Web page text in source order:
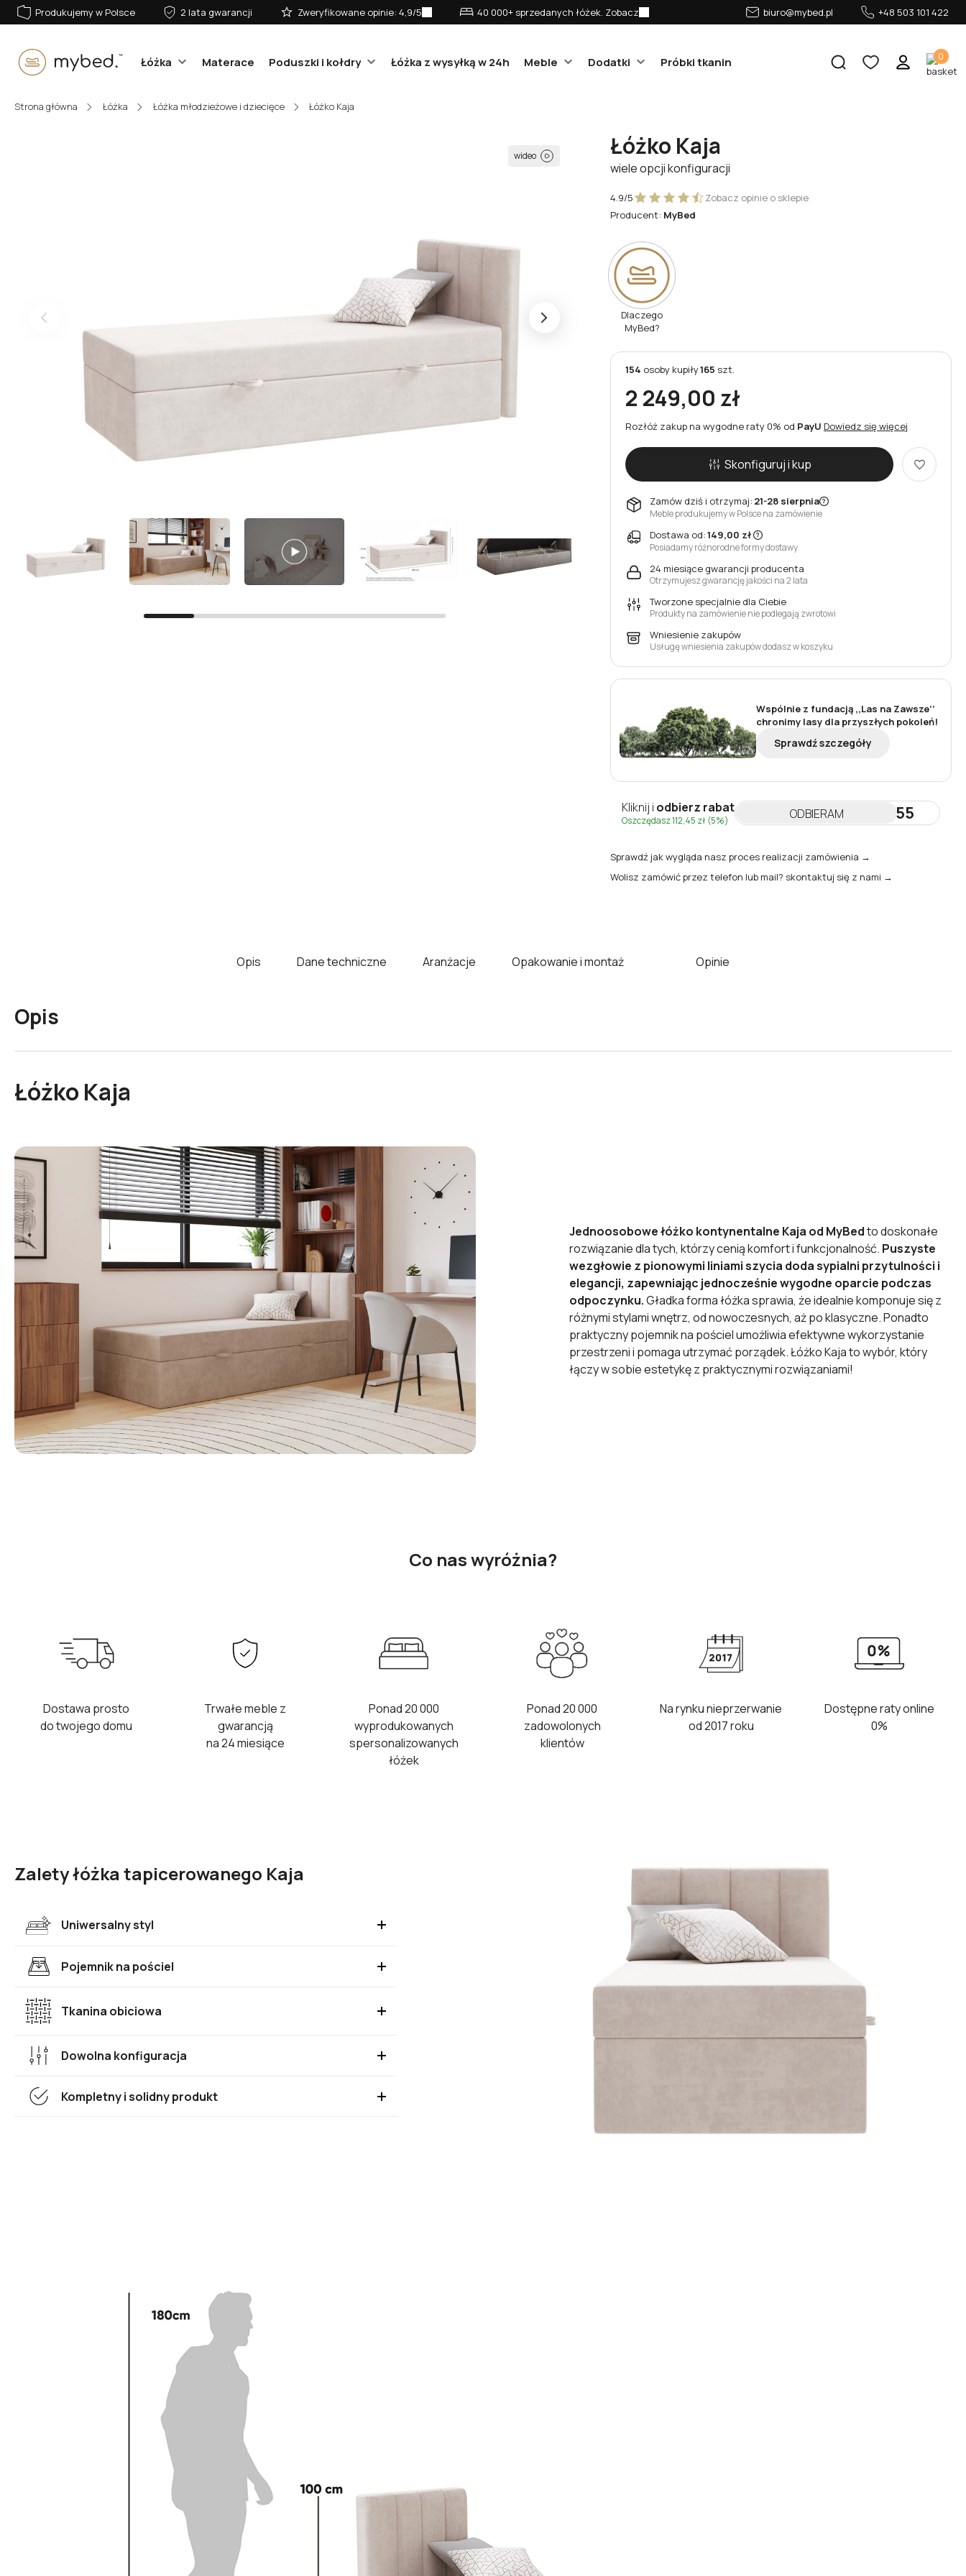
Produkujemy w Polsce 2 lata gwarancji Zweryfikowane opinie: 4,9/5 40 000+ sprzedanych łóżek. Zobacz biuro@mybed.pl +48 503 101 422
Łóżka Materace Poduszki i kołdry Łóżka z wysyłką w 24h Meble Dodatki Próbki tkanin 0
Strona główna Łóżka Łóżka młodzieżowe i dziecięce Łóżko Kaja
E-mail:
Facebook
Zarejestruj się
wideo Łóżko Kaja
wiele opcji konfiguracji
4.9/5
Zobacz opinie o sklepie
Producent: MyBed
Dlaczego
MyBed?
154 osoby kupiły165 szt.
2 249,00 zł
Rozłóż zakup na wygodne raty 0% od PayU Dowiedz się więcej
Skonfiguruj i kup
Zamów dziś i otrzymaj: 21-28 sierpnia
Meble produkujemy w Polsce na zamówienie
Dostawa od:149,00 zł
Posiadamy różnorodne formy dostawy
24 miesiące gwarancji producenta
Otrzymujesz gwarancję jakości na 2 lata
Tworzone specjalnie dla Ciebie
Produkty na zamówienie nie podlegają zwrotowi
Wniesienie zakupów
Usługę wniesienia zakupów dodasz w koszyku
Wspólnie z fundacją ,,Las na Zawsze’’
chronimy lasy dla przyszłych pokoleń!
Sprawdź szczegóły
Kliknij i odbierz rabat
Oszczędasz112,45 zł (5%) ODBIERAM
NEWSLETTER55
Sprawdź jak wygląda nasz proces realizacji zamówienia →
Wolisz zamówić przez telefon lub mail? skontaktuj się z nami →
Opis Dane techniczne Aranżacje Opakowanie i montaż Opinie
Opis
Łóżko Kaja
Jednoosobowe łóżko kontynentalne Kaja od MyBedto doskonałe
rozwiązanie dla tych, którzy cenią komfort i funkcjonalność. Puszyste
wezgłowie z pionowymi liniami szycia doda sypialni przytulności i
elegancji, zapewniając jednocześnie wygodne oparcie podczas
odpoczynku.Gładka forma łóżka sprawia, że idealnie komponuje się z
różnymi stylami wnętrz, od nowoczesnych, aż po klasyczne. Ponadto
praktyczny pojemnik na pościel umożliwia efektywne wykorzystanie
przestrzeni i pomaga utrzymać porządek. Łóżko Kaja to wybór, który
łączy w sobie estetykę z praktycznymi rozwiązaniami!
Co nas wyróżnia?
Dostawa prosto
do twojego domu
Trwałe meble z
gwarancją
na 24 miesiące
Ponad 20 000
wyprodukowanych
spersonalizowanych
łóżek
Ponad 20 000
zadowolonych
klientów
Na rynku nieprzerwanie
od 2017 roku
Dostępne raty online
0%
Zalety łóżka tapicerowanego Kaja
Uniwersalny styl
Pojemnik na pościel
Tkanina obiciowa
Dowolna konfiguracja
Kompletny i solidny produkt